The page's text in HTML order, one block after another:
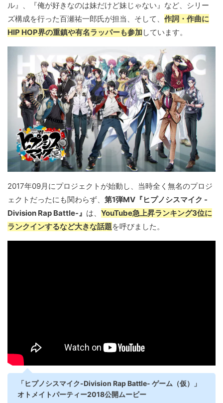
ル』、『俺が好きなのは妹だけど妹じゃない』など、シリー
ズ構成を行った百瀬祐一郎氏が担当、そして、 作詞・作曲に
HIP HOP界の重鎮や有名ラッパーも参加 しています。
2017年09月にプロジェクトが始動し、当時全く無名のプロジ
ェクトだったにも関わらず、 第1弾MV『ヒプノシスマイク -
Division Rap Battle-』 は、 YouTube急上昇ランキング3位に
ランクインするなど大きな話題を呼びました。
「ヒプノシスマイク-Division Rap Battle- ゲーム（仮）」
オトメイトパーティー2018公開ムービー